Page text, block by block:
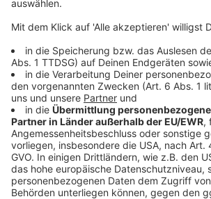
Akzeptieren
powered byUsercentrics
Management Platform
Der 26-jährige Mark Ambor, der nicht
ansteckendes Lächeln hat, begeistert
einer neuen Single, die "Belong
Anzeige
Anzeige